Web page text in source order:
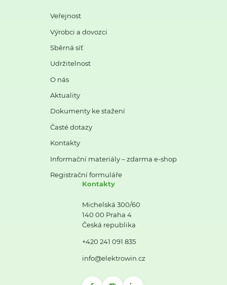
Veřejnost
Výrobci a dovozci
Sběrná síť
Udržitelnost
O nás
Aktuality
Dokumenty ke stažení
Časté dotazy
Kontakty
Informační materiály – zdarma e-shop
Registrační formuláře
Kontakty
Michelská 300/60
140 00 Praha 4
Česká republika
+420 241 091 835
info@elektrowin.cz